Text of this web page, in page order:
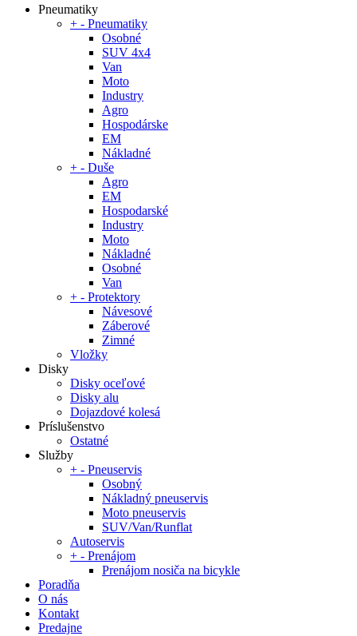
Pneumatiky
+ - Pneumatiky
Osobné
SUV 4x4
Van
Moto
Industry
Agro
Hospodárske
EM
Nákladné
+ - Duše
Agro
EM
Hospodarské
Industry
Moto
Nákladné
Osobné
Van
+ - Protektory
Návesové
Záberové
Zimné
Vložky
Disky
Disky oceľové
Disky alu
Dojazdové kolesá
Príslušenstvo
Ostatné
Služby
+ - Pneuservis
Osobný
Nákladný pneuservis
Moto pneuservis
SUV/Van/Runflat
Autoservis
+ - Prenájom
Prenájom nosiča na bicykle
Poradňa
O nás
Kontakt
Predajne